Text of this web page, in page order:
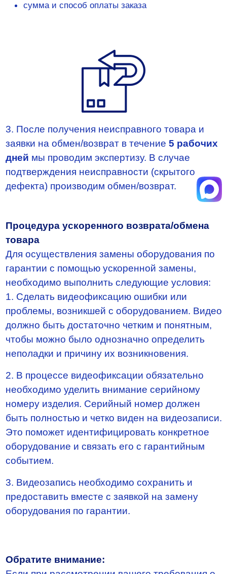
сумма и способ оплаты заказа
3. После получения неисправного товара и
заявки на обмен/возврат в течение 5 рабочих
дней мы проводим экспертизу. В случае
подтверждения неисправности (скрытого
дефекта) производим обмен/возврат.
Процедура ускоренного возврата/обмена
товара
Для осуществления замены оборудования по
гарантии с помощью ускоренной замены,
необходимо выполнить следующие условия:
1. Сделать видеофиксацию ошибки или
проблемы, возникшей с оборудованием. Видео
должно быть достаточно четким и понятным,
чтобы можно было однозначно определить
неполадки и причину их возникновения.
2. В процессе видеофиксации обязательно
необходимо уделить внимание серийному
номеру изделия. Серийный номер должен
быть полностью и четко виден на видеозаписи.
Это поможет идентифицировать конкретное
оборудование и связать его с гарантийным
событием.
3. Видеозапись необходимо сохранить и
предоставить вместе с заявкой на замену
оборудования по гарантии.
Обратите внимание: